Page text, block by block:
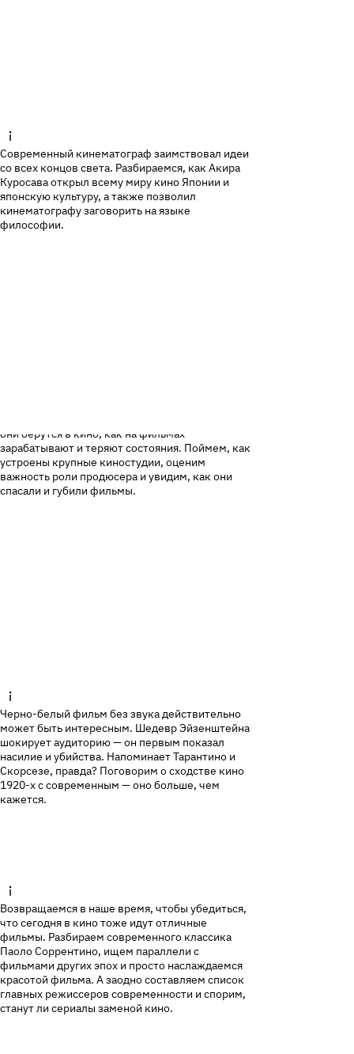
Современный кинематограф заимствовал идеи
со всех концов света. Разбираемся, как Акира
Куросава открыл всему миру кино Японии и
японскую культуру, а также позволил
кинематографу заговорить на языке
философии.
они берутся в кино, как на фильмах
зарабатывают и теряют состояния. Поймем, как
устроены крупные киностудии, оценим
важность роли продюсера и увидим, как они
спасали и губили фильмы.
Черно-белый фильм без звука действительно
может быть интересным. Шедевр Эйзенштейна
шокирует аудиторию — он первым показал
насилие и убийства. Напоминает Тарантино и
Скорсезе, правда? Поговорим о сходстве кино
1920-х с современным — оно больше, чем
кажется.
Возвращаемся в наше время, чтобы убедиться,
что сегодня в кино тоже идут отличные
фильмы. Разбираем современного классика
Паоло Соррентино, ищем параллели с
фильмами других эпох и просто наслаждаемся
красотой фильма. А заодно составляем список
главных режиссеров современности и спорим,
станут ли сериалы заменой кино.